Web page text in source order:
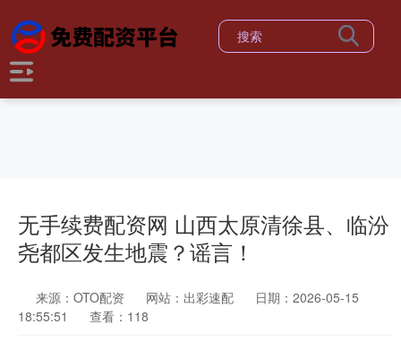
无手续费配资网 山西太原清徐县、临汾
尧都区发生地震？谣言！
来源：OTO配资 网站：出彩速配
日期：2026-05-15
18:55:51
查看：118